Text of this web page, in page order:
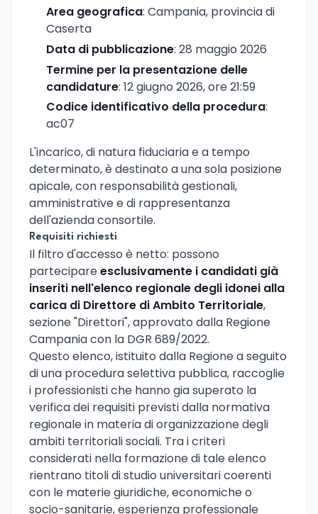
Area geografica: Campania, provincia di
Caserta
Data di pubblicazione: 28 maggio 2026
Termine per la presentazione delle
candidature: 12 giugno 2026, ore 21:59
Codice identificativo della procedura:
ac07
L'incarico, di natura fiduciaria e a tempo
determinato, è destinato a una sola posizione
apicale, con responsabilità gestionali,
amministrative e di rappresentanza
dell'azienda consortile.
Requisiti richiesti
Il filtro d'accesso è netto: possono
partecipareesclusivamente i candidati già
inseriti nell'elenco regionale degli idonei alla
carica di Direttore di Ambito Territoriale,
sezione "Direttori", approvato dalla Regione
Campania con la DGR 689/2022.
Questo elenco, istituito dalla Regione a seguito
di una procedura selettiva pubblica, raccoglie
i professionisti che hanno gia superato la
verifica dei requisiti previsti dalla normativa
regionale in materia di organizzazione degli
ambiti territoriali sociali. Tra i criteri
considerati nella formazione di tale elenco
rientrano titoli di studio universitari coerenti
con le materie giuridiche, economiche o
socio-sanitarie, esperienza professionale